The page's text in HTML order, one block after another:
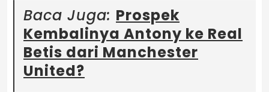
Baca Juga: Prospek
Kembalinya Antony ke Real
Betis dari Manchester
United?